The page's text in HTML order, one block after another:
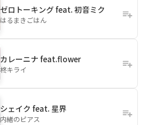
ゼロトーキング feat. 初音ミク
はるまきごはん
カレーニナ feat.flower
柊キライ
シェイク feat. 星界
内緒のピアス